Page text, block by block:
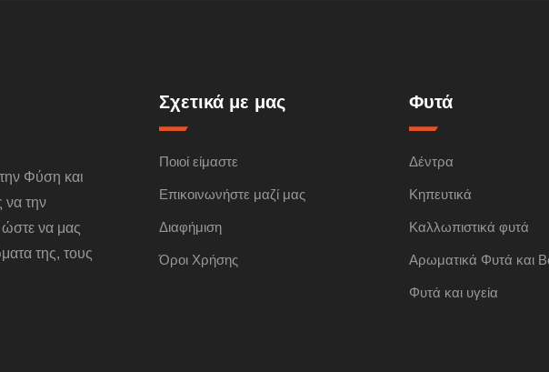
Φύση και
να την
ώστε να μας
της, τους
Σχετικά με μας
Ποιοί είμαστε
Επικοινωνήστε μαζί μας
Διαφήμιση
Όροι Χρήσης
Φυτά
Δέντρα
Κηπευτικά
Καλλωπιστικά φυτά
Αρωματικά Φυτά και
Φυτά και υγεία